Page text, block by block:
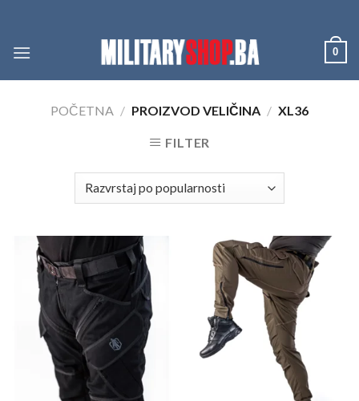
content
0
POČETNA / PROIZVOD VELIČINA / XL36
FILTER